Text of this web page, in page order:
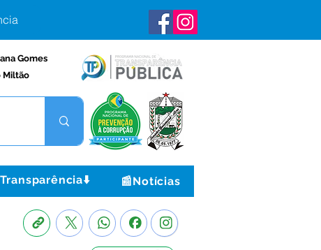
Gomes
Miltão
Transparência⬇️ 📰Notícias